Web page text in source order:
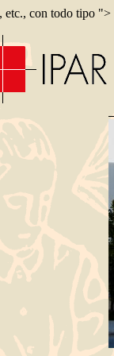
etc., con todo tipo ">